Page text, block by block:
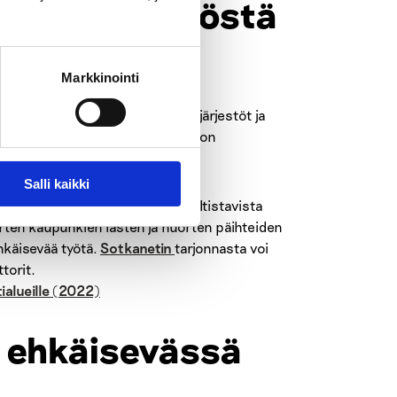
Markkinointi
Salli kaikki
käytöstä
kunnan eri sektorit, järjestöt ja
puheeksioton ja mini-intervention
sekä siltä suojaavista ja sille altistavista
kaupunkien lasten ja nuorten päihteiden
työtä. Sotkanetin tarjonnasta voi
(2022)